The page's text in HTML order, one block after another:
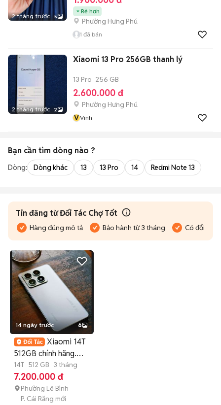
2 tháng trước 5
Rẻ hơn
Phường Hưng Phú
1 đã bán
2 tháng trước 2
Xiaomi 13 Pro 256GB thanh lý
13 Pro 256 GB
2.600.000 đ
Phường Hưng Phú
VVinh
Bạn cần tìm dòng nào ?
Dòng: Dòng khác 13 13 Pro 14 Redmi Note 13
Tin đăng từ Đối Tác Chợ Tốt
Hàng đúng mô tả Bảo hành từ 3 tháng Có đổi trả
14 ngày trước 6
Xiaomi 14T
512GB chính hãng.
Leica. đẹp 99,9%
14T 512 GB 3 tháng
7.200.000 đ
Phường Lê Bình
P. Cái Răng mới